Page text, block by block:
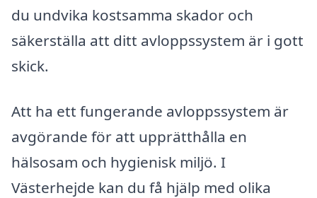
du undvika kostsamma skador och
säkerställa att ditt avloppssystem är i gott
skick.
Att ha ett fungerande avloppssystem är
avgörande för att upprätthålla en
hälsosam och hygienisk miljö. I
Västerhejde kan du få hjälp med olika